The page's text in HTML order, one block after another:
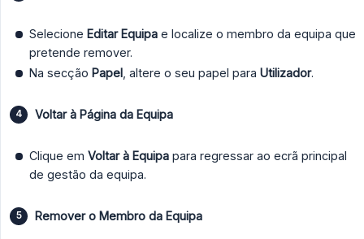
Selecione Editar Equipa e localize o membro da equipa que
pretende remover.
Na secção Papel , altere o seu papel para Utilizador.
Voltar à Página da Equipa
Clique em Voltar à Equipa para regressar ao ecrã principal
de gestão da equipa.
Remover o Membro da Equipa